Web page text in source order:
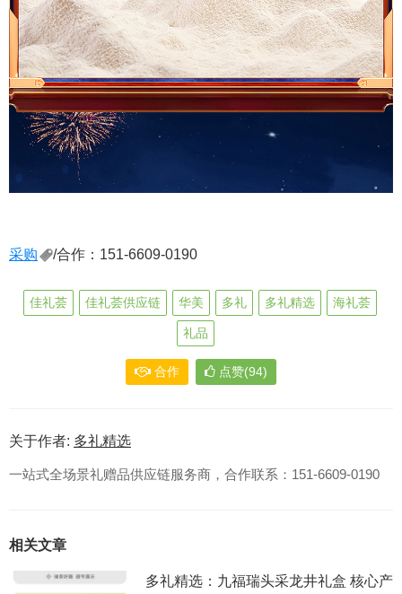
采购 /合作：151-6609-0190
佳礼荟 佳礼荟供应链 华美 多礼 多礼精选 海礼荟
礼品
合作 点赞(94)
关于作者: 多礼精选
一站式全场景礼赠品供应链服务商，合作联系：151-6609-0190
相关文章
多礼精选：九福瑞头采龙井礼盒 核心产